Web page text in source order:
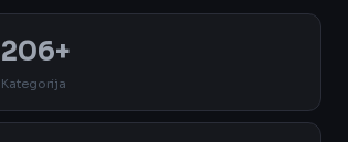
206+
Kategorija